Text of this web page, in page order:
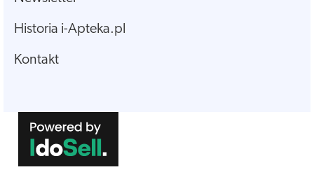
Historia i-Apteka.pl
Kontakt